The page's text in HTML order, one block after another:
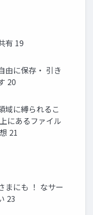
有 19
由に保存・ 引き
20
域に縛られるこ
にあるファイル
21
まにも ！ なサー
23